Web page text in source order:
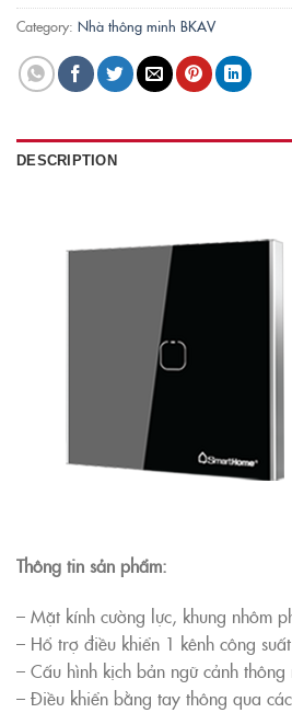
Category: Nhà thông minh BKAV
DESCRIPTION
Thông tin sản phẩm:
– Mặt kính cường lực, khung nhôm
– Hổ trợ điều khiển 1 kênh công suất
– Cấu hình kịch bản ngữ cảnh thông
– Điều khiển bằng tay thông qua